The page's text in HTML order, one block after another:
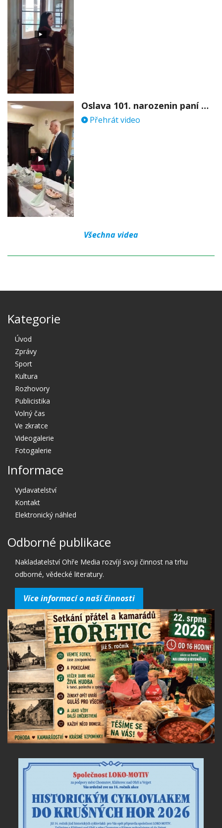
Oslava 101. narozenin paní Věry Skořepové
Přehrát video
Všechna videa
Kategorie
Úvod
Zprávy
Sport
Kultura
Rozhovory
Publicistika
Volný čas
Ve zkratce
Videogalerie
Fotogalerie
Informace
Vydavatelství
Kontakt
Elektronický náhled
Odborné publikace
Nakladatelství Ohře Media rozvíjí svoji činnost na trhu
odborné, vědecké literatury.
Více informací o naší činnosti